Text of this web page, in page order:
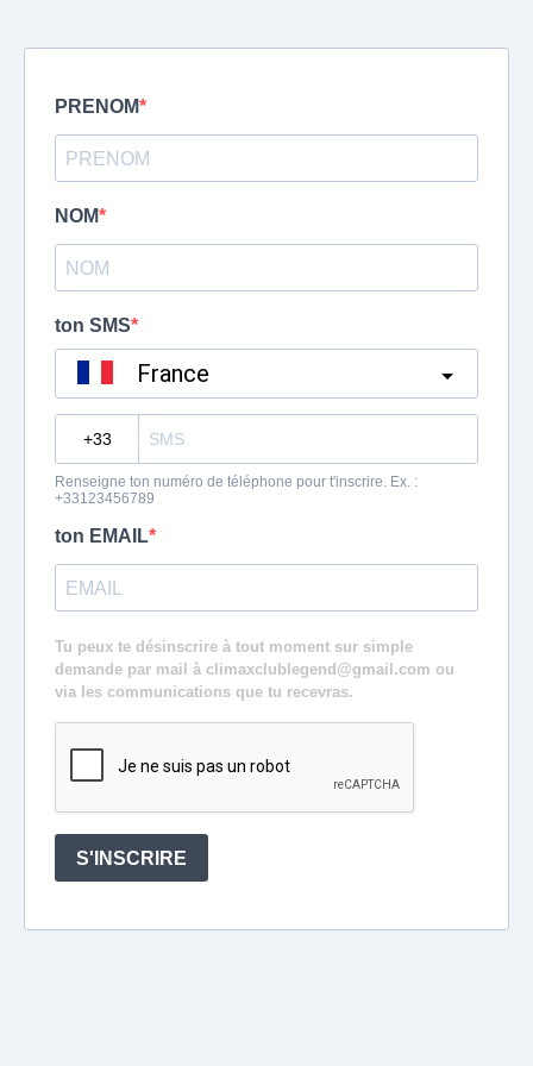
PRENOM
NOM
ton SMS
France
Renseigne ton numéro de téléphone pour t'inscrire. Ex. :
+33123456789
ton EMAIL
Tu peux te désinscrire à tout moment sur simple
demande par mail à climaxclublegend@gmail.com ou
via les communications que tu recevras.
S'INSCRIRE